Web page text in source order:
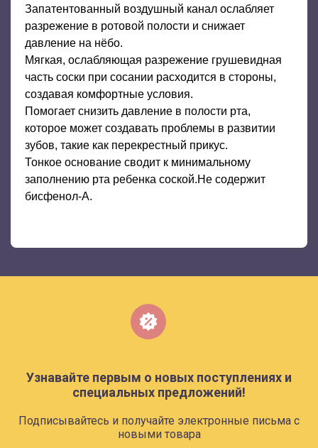
Запатентованный воздушный канал ослабляет
разрежение в ротовой полости и снижает
давление на нёбо.
Мягкая, ослабляющая разрежение грушевидная
часть соски при сосании расходится в стороны,
создавая комфортные условия.
Помогает снизить давление в полости рта,
которое может создавать проблемы в развитии
зубов, такие как перекрестный прикус.
Тонкое основание сводит к минимальному
заполнению рта ребенка соской.Не содержит
бисфенол-А.
Узнавайте первым о новых поступлениях и
специальных предложений!
Подписывайтесь и получайте электронные письма с
новыми товара